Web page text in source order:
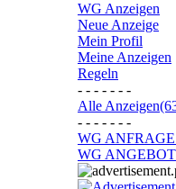
WG Anzeigen
Neue Anzeige
Mein Profil
Meine Anzeigen
Regeln
- - - - - - -
Alle
- - - - - - -
WG
WG